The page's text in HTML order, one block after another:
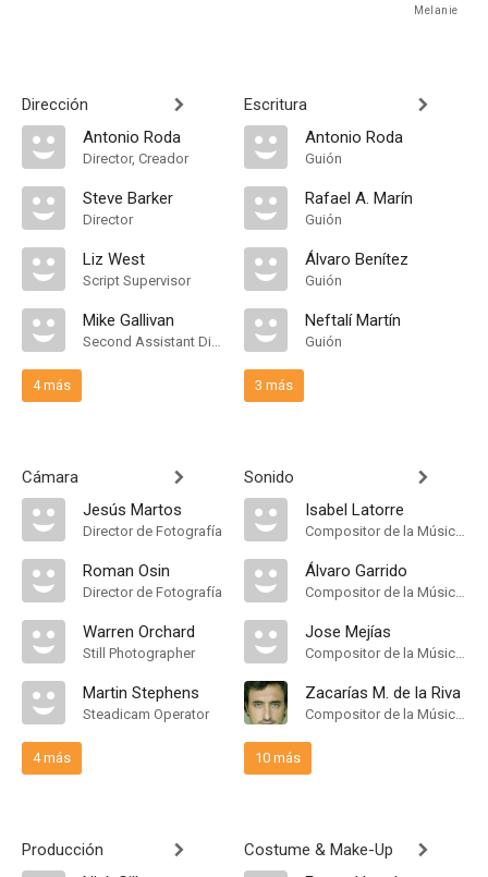
Melanie
Dirección
Antonio Roda
Director, Creador
Steve Barker
Director
Liz West
Script Supervisor
Mike Gallivan
Second Assistant Director
4 más
Cámara
Jesús Martos
Director de Fotografía
Roman Osin
Director de Fotografía
Warren Orchard
Still Photographer
Martin Stephens
Steadicam Operator
4 más
Producción
Escritura
Antonio Roda
Guión
Rafael A. Marín
Guión
Álvaro Benítez
Guión
Neftalí Martín
Guión
3 más
Sonido
Isabel Latorre
Compositor de la Música Original
Álvaro Garrido
Compositor de la Música Original
Jose Mejías
Compositor de la Música Original
Zacarías M. de la Riva
Compositor de la Música Original
10 más
Costume & Make-Up